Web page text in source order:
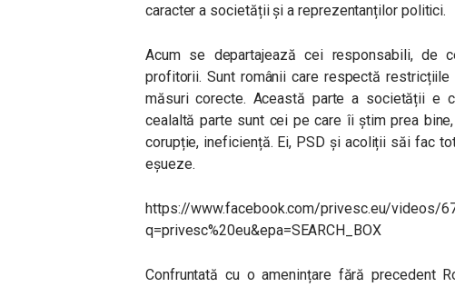
caracter a societății și a reprezentanților politici.
Acum se departajează cei responsabili, de
profitorii. Sunt românii care respectă
măsuri corecte. Această parte a societății e
cealaltă parte sunt cei pe care îi știm prea
corupție, ineficiență. Ei, PSD și acoliții săi fac
eșueze.
https://www.facebook.com/privesc.eu/videos/
q=privesc%20eu&epa=SEARCH_BOX
Confruntată cu o amenințare fără precedent